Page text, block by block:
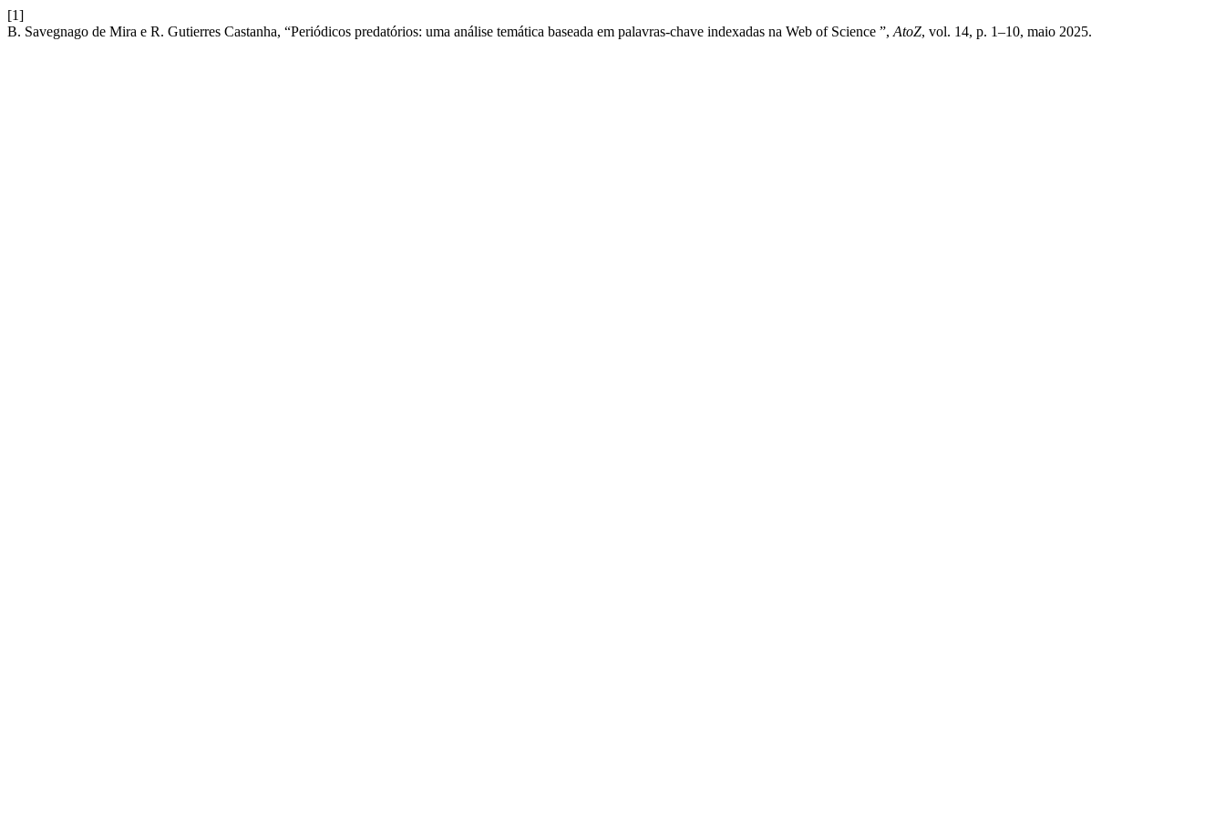
[1]
B. Savegnago de Mira e R. Gutierres Castanha, “Periódicos predatórios: uma análise temática baseada em palavras-chave indexadas na Web of Science ”, AtoZ, vol. 14, p. 1–10, maio 2025.